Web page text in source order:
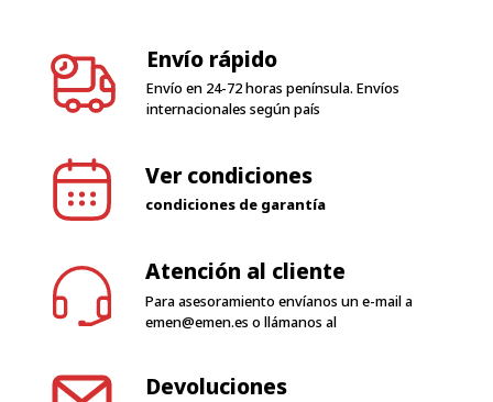
Envío rápido
Envío en 24-72 horas península. Envíos
internacionales según país
Ver condiciones
condiciones de garantía
Atención al cliente
Para asesoramiento envíanos un e-mail a
emen@emen.es o llámanos al
Devoluciones